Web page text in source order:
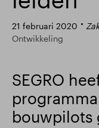
21 februari 2020
Ontwikkeling
SEGRO
bouwpilots